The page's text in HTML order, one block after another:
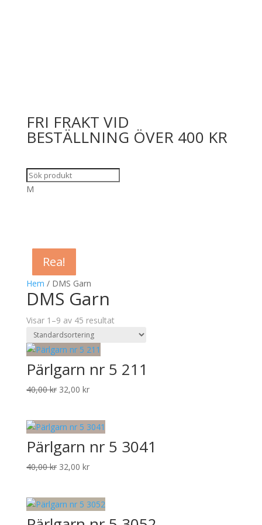
FRI FRAKT VID
BESTÄLLNING ÖVER 400 KR
M
Hem / DMS Garn
DMS Garn
Visar 1–9 av 45 resultat
Rea!
Pärlgarn nr 5 211
40,00kr Det
var:
40,00 kr.
32,00 krDet
är:
32,00 kr.
Rea!
Pärlgarn nr 5 3041
40,00kr Det
var:
40,00 kr.
32,00 krDet
är:
32,00 kr.
Rea!
Rea!
Rea!
Rea!
Rea!
Rea!
Rea!